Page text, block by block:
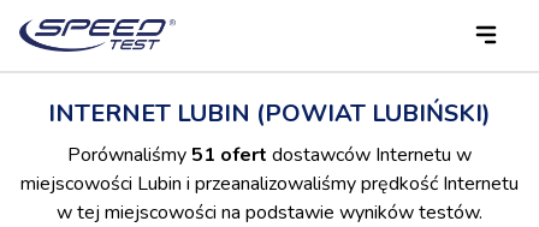
INTERNET LUBIN (POWIAT LUBIŃSKI)
Porównaliśmy 51 ofert dostawców Internetu w
miejscowości Lubin i przeanalizowaliśmy prędkość Internetu
w tej miejscowości na podstawie wyników testów.